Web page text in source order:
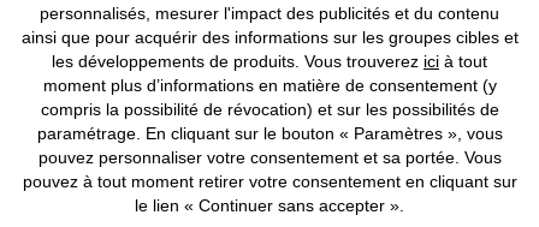
Nos Collections
Notre Entreprise
Retrouvez bonprix sur
personnalisés, mesurer l'impact des publicités et du contenu
ainsi que pour acquérir des informations sur les groupes cibles et
les développements de produits. Vous trouverez ici à tout
moment plus d’informations en matière de consentement (y
compris la possibilité de révocation) et sur les possibilités de
paramétrage. En cliquant sur le bouton « Paramètres », vous
pouvez personnaliser votre consentement et sa portée. Vous
pouvez à tout moment retirer votre consentement en cliquant sur
le lien « Continuer sans accepter ».